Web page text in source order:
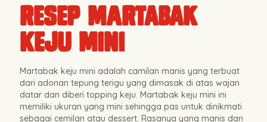
Resep Martabak
Keju Mini
Martabak keju mini adalah camilan manis yang terbuat
dari adonan tepung terigu yang dimasak di atas wajan
datar dan diberi topping keju. Martabak keju mini ini
memiliki ukuran yang mini sehingga pas untuk dinikmati
sebagai cemilan atau dessert. Rasanya yang manis dan